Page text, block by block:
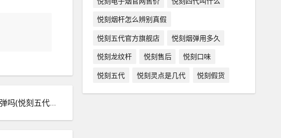
能用一代烟弹吗)
悦刻烟杆怎么辨别真假
悦刻五代官方旗舰店
悦刻烟弹用多久
悦刻龙纹杆
悦刻售后
悦刻口味
悦刻五代
悦刻灵点是几代 悦刻假货